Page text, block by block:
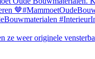
ze weer originele vensterba